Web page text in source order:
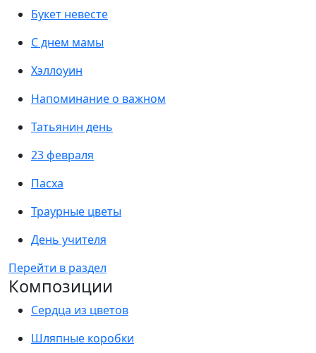
Букет невесте
С днем мамы
Хэллоуин
Напоминание о важном
Татьянин день
23 февраля
Пасха
Траурные цветы
День учителя
Перейти в раздел
Композиции
Сердца из цветов
Шляпные коробки